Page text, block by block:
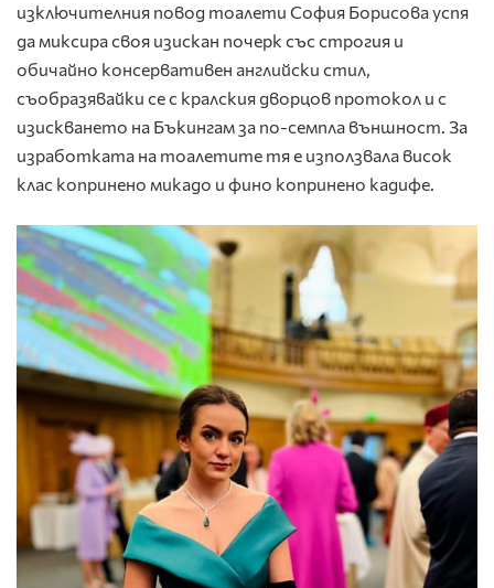
изключителния повод тоалети София Борисова успя
да миксира своя изискан почерк със строгия и
обичайно консервативен английски стил,
съобразявайки се с кралския дворцов протокол и с
изискването на Бъкингам за по-семпла външност. За
изработката на тоалетите тя е използвала висок
клас копринено микадо и фино копринено кадифе.